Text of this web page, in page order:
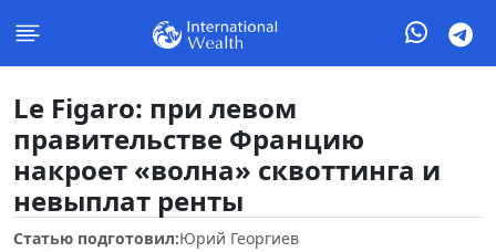
Le Figaro: при левом
правительстве Францию
накроет «волна» сквоттинга и
невыплат ренты
Статью подготовил:Юрий Георгиев